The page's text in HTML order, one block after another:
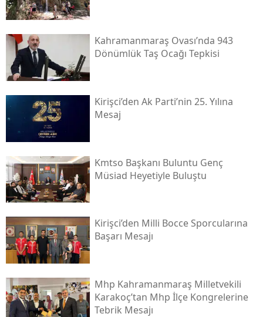
Kahramanmaraş Ovası’nda 943
Dönümlük Taş Ocağı Tepkisi
Kirişci’den Ak Parti’nin 25. Yılına
Mesaj
Kmtso Başkanı Buluntu Genç
Müsi̇ad Heyetiyle Buluştu
Kirişci’den Milli Bocce Sporcularına
Başarı Mesajı
Mhp Kahramanmaraş Milletvekili
Karakoç’tan Mhp İlçe Kongrelerine
Tebrik Mesajı